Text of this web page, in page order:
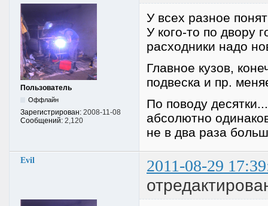
Пользователь
Оффлайн
Зарегистрирован: 2008-11-08
Сообщений: 2,120
У всех разное
У кого-то по двору
расходники надо
Главное кузов,
подвеска и пр.
По поводу
абсолютно
не в два раза
Evil 2011-08-29